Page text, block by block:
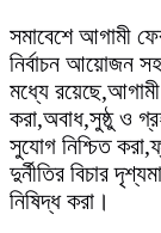
সমাবেশে আগামী
নির্বাচন আয়োজন
মধ্যে
করা,অবাধ,সুষ্ঠু ও
সুযোগ নিশ্চিত
দুর্নীতির বিচার
নিষিদ্ধ করা।